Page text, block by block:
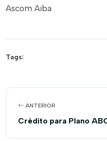
Ascom Aiba
Tags:
ANTERIOR
Crédito para Plano